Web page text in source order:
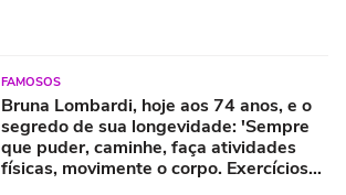
FAMOSOS
Bruna Lombardi, hoje aos 74 anos, e o
segredo de sua longevidade: 'Sempre
que puder, caminhe, faça atividades
físicas, movimente o corpo. Exercícios